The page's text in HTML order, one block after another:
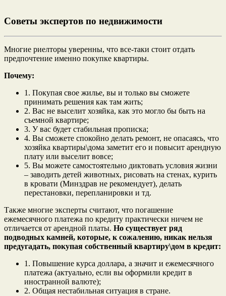
Советы экспертов по недвижимости
Многие риелторы уверенны, что все-таки стоит отдать
предпочтение именно покупке квартиры.
Почему:
1. Покупая свое жилье, вы и только вы сможете
принимать решения как там жить;
2. Вас не выселит хозяйка, как это могло бы быть на
съемной квартире;
3. У вас будет стабильная прописка;
4. Вы сможете спокойно делать ремонт, не опасаясь, что
хозяйка квартиры\дома заметит его и повысит арендную
плату или выселит вовсе;
5. Вы можете самостоятельно диктовать условия жизни
– заводить детей животных, рисовать на стенах, курить
в кровати (Минздрав не рекомендует), делать
перестановки, перепланировки и тд.
Также многие эксперты считают, что погашение
ежемесячного платежа по кредиту практически ничем не
отличается от арендной платы. Но существует ряд
подводных камней, которые, к сожалению, никак нельзя
предугадать, покупая собственный квартиру\дом в кредит:
1. Повышение курса доллара, а значит и ежемесячного
платежа (актуально, если вы оформили кредит в
иностранной валюте);
2. Общая нестабильная ситуация в стране.